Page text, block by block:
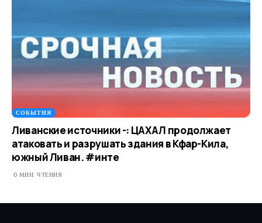
СОБЫТИЯ
Ливанские источники -: ЦАХАЛ продолжает
атаковать и разрушать здания в Кфар-Кила,
южный Ливан. #инте
0 МИН. ЧТЕНИЯ